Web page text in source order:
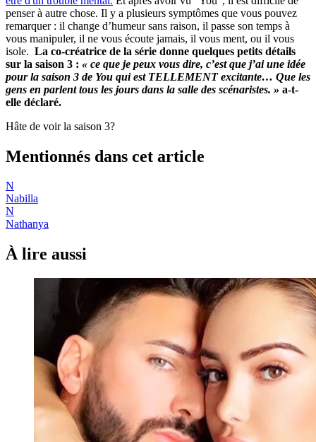
penser à autre chose. Il y a plusieurs symptômes que vous pouvez
remarquer : il change d’humeur sans raison, il passe son temps à
vous manipuler, il ne vous écoute jamais, il vous ment, ou il vous
isole. La co-créatrice de la série donne quelques petits détails
sur la saison 3 : « ce que je peux vous dire, c’est que j’ai une idée
pour la saison 3 de You qui est TELLEMENT excitante… Que les
gens en parlent tous les jours dans la salle des scénaristes. » a-t-
elle déclaré.
Hâte de voir la saison 3?
Mentionnés dans cet article
N
Nabilla
N
Nathanya
À lire aussi